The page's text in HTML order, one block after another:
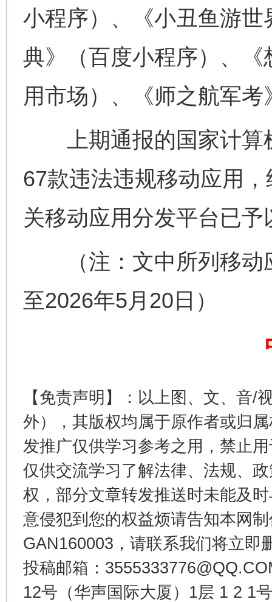
小程序）、《小丑鱼游
典》（百度小程序）、
用市场）、《师之航军
上期通报的国家计算
67款违法违规移动应用
关移动应用分发平台已予
（注：文中所列移动
至2026年5月20日）
【免责声明】：以上图、文、音/
外），其版权均属于原作者或归
发推广仅供学习参考之用，禁止
仅供交流学习了解法律、法规、
权，部分文章转发推送时未能及
意侵犯到您的权益烦请告知本网
GAN160003，请联系我们将立即
投稿邮箱：
12号（华声国际大厦）1层 1 2 1
在谋一域中谋全局
今
魏明亮
“刷贴”乱象丛生
生
揭批美国五大"原罪" "炒